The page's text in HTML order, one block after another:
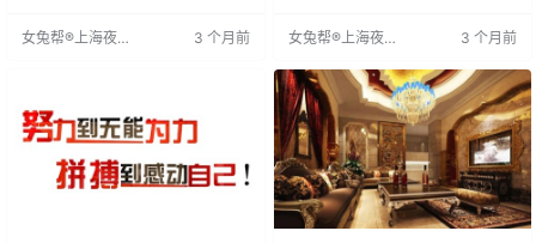
者更佳。外形不靓或不善交流者难
女兔帮®上海夜场
3 个月前
宿餐饮及空调等设施，环境优美无
灵活，管理人性化，确保绿色健
康、正规合法。
女兔帮®上海夜场
3 个月前